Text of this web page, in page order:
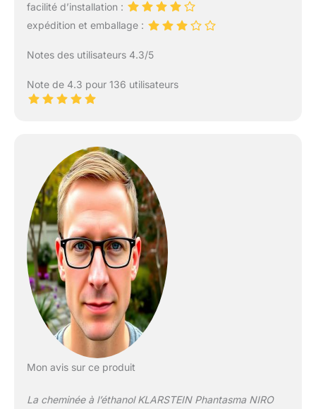
facilité d’installation :
expédition et emballage :
Notes des utilisateurs 4.3/5
Note de 4.3 pour 136 utilisateurs
Mon avis sur ce produit
La cheminée à l’éthanol KLARSTEIN Phantasma NIRO